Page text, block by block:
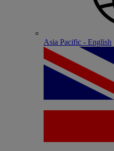
Asia Pacific - English